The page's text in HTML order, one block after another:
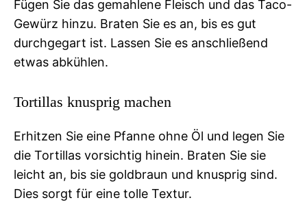
Fügen Sie das gemahlene Fleisch und das Taco-
Gewürz hinzu. Braten Sie es an, bis es gut
durchgegart ist. Lassen Sie es anschließend
etwas abkühlen.
Tortillas knusprig machen
Erhitzen Sie eine Pfanne ohne Öl und legen Sie
die Tortillas vorsichtig hinein. Braten Sie sie
leicht an, bis sie goldbraun und knusprig sind.
Dies sorgt für eine tolle Textur.